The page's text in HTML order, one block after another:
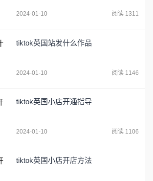
2024-01-10 阅读 1311
tiktok英国站发什么作品
2024-01-10 阅读 1146
tiktok英国小店开通指导
2024-01-10 阅读 1106
tiktok英国小店开店方法